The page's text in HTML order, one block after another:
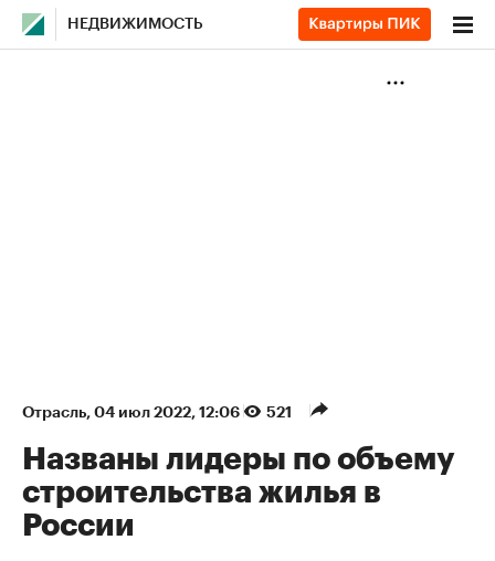
НЕДВИЖИМОСТЬ
Отрасль⁠, 04 июл 2022, 12:06 521
Названы лидеры по объему
строительства жилья в
России